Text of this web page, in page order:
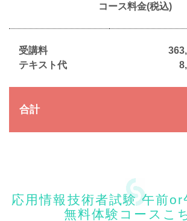
コース料金(税込)
受講料
テキスト代
合計
応用情報技術者試験 午前or
無料体験コースこ